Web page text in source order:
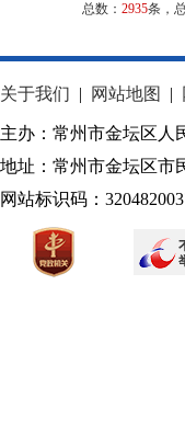
总数： 2935条，
关于我们 | 网站地图 |
主办：常州市金坛区人
地址：常州市金坛区市
网站标识码：